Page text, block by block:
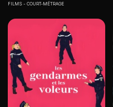
FILMS COURT-MÉTRAGE